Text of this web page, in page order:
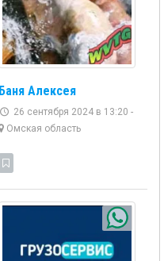
Баня Алексея
26 сентября 2024 в 13:20 -
Омская область